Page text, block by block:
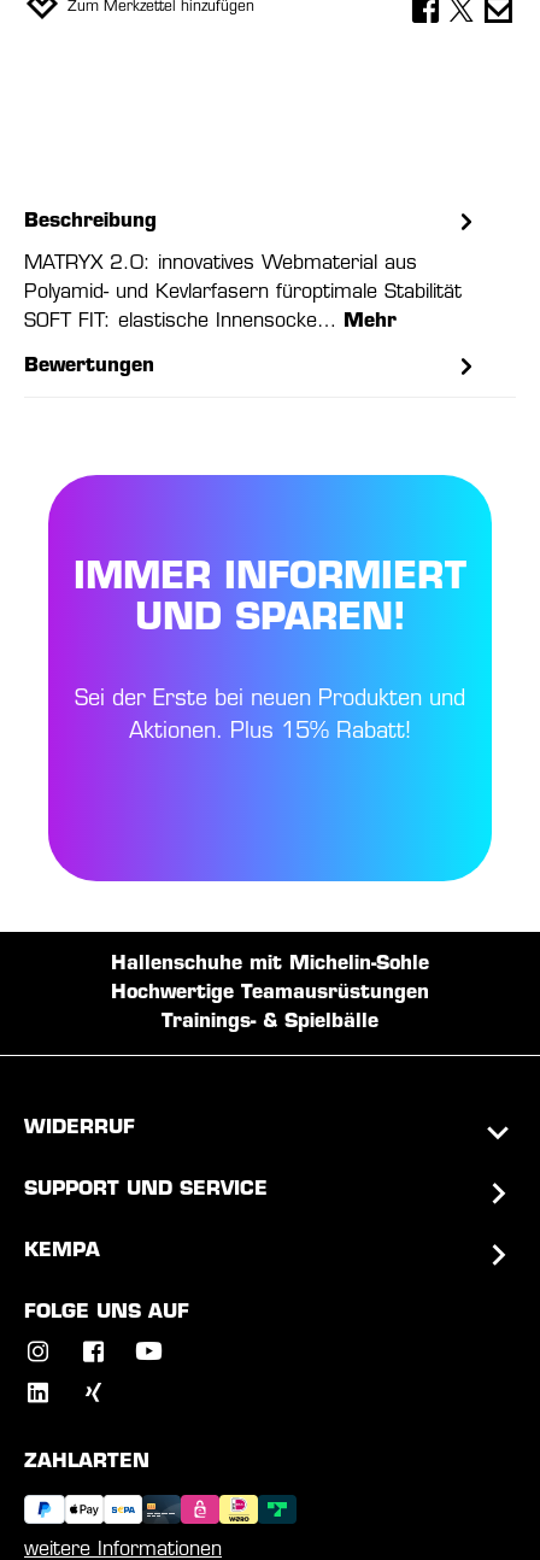
Zum Merkzettel hinzufügen
Beschreibung
MATRYX 2.0: innovatives Webmaterial aus
Polyamid- und Kevlarfasern füroptimale Stabilität
SOFT FIT: elastische Innensocke… Mehr
Bewertungen
IMMER INFORMIERT
UND SPAREN!
Sei der Erste bei neuen Produkten und
Aktionen. Plus 15% Rabatt!
Hallenschuhe mit Michelin-Sohle
Hochwertige Teamausrüstungen
Trainings- & Spielbälle
WIDERRUF
SUPPORT UND SERVICE
KEMPA
FOLGE UNS AUF
ZAHLARTEN
weitere Informationen